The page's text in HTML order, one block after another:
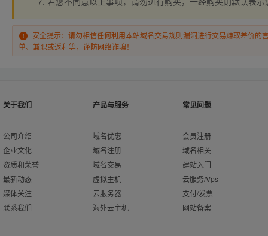
安全提示：请勿相信任何利用本站域名交易规则漏洞进行交易赚取差价的
单、兼职或返利等，谨防网络诈骗！
关于我们
公司介绍
企业文化
资质和荣誉
最新动态
媒体关注
联系我们
产品与服务
域名优惠
域名注册
域名交易
虚拟主机
云服务器
海外云主机
常见问题
会员注册
域名相关
建站入门
云服务/Vps
支付/发票
网站备案